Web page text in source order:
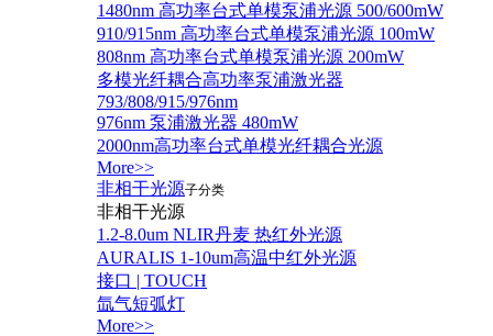
1480nm 高功率台式单模泵浦光源 500/600mW
910/915nm 高功率台式单模泵浦光源 100mW
808nm 高功率台式单模泵浦光源 200mW
多模光纤耦合高功率泵浦激光器
793/808/915/976nm
976nm 泵浦激光器 480mW
2000nm高功率台式单模光纤耦合光源
More>>
非相干光源子分类
非相干光源
1.2-8.0um NLIR丹麦 热红外光源
AURALIS 1-10um高温中红外光源
接口 | TOUCH
氙气短弧灯
More>>